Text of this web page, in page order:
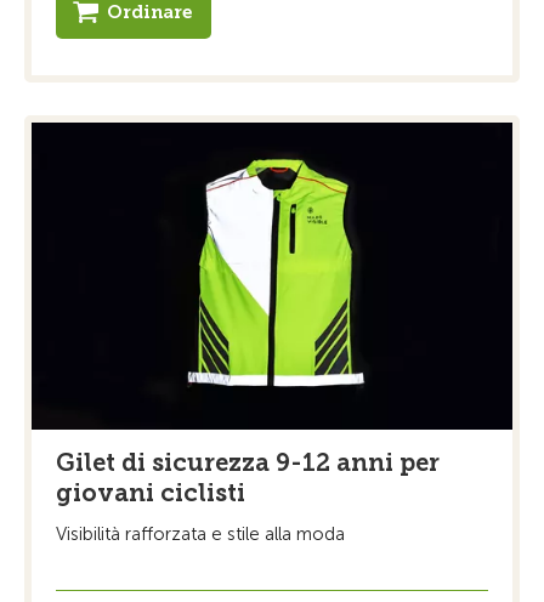
Ordinare
Gilet di sicurezza 9-12 anni per
giovani ciclisti
Visibilità rafforzata e stile alla moda